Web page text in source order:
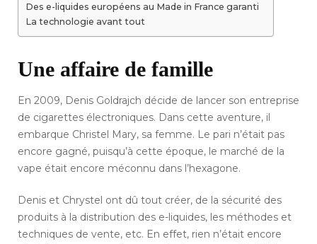
Des e-liquides européens au Made in France garanti
La technologie avant tout
Une affaire de famille
En 2009, Denis Goldrajch décide de lancer son entreprise
de cigarettes électroniques. Dans cette aventure, il
embarque Christel Mary, sa femme. Le pari n’était pas
encore gagné, puisqu’à cette époque, le marché de la
vape était encore méconnu dans l’hexagone.
Denis et Chrystel ont dû tout créer, de la sécurité des
produits à la distribution des e-liquides, les méthodes et
techniques de vente, etc. En effet, rien n’était encore